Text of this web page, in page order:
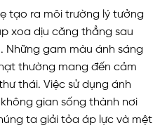
tạo ra môi trường lý tưởng
xoa dịu căng thẳng sau
Những gam màu ánh sáng
thường mang đến cảm
thái. Việc sử dụng ánh
gian sống thành nơi
ta giải tỏa áp lực và mệt